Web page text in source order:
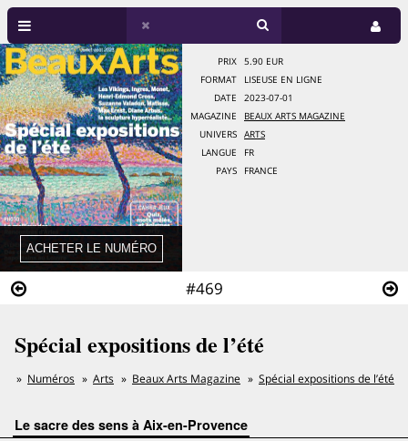
#469
PRIX
5.90 EUR
FORMAT
LISEUSE EN LIGNE
DATE
2023-07-01
MAGAZINE
BEAUX ARTS MAGAZINE
UNIVERS
ARTS
LANGUE
FR
PAYS
FRANCE
Spécial expositions de l’été
Numéros Arts Beaux Arts Magazine Spécial expositions de l’été
Le sacre des sens à Aix-en-Provence